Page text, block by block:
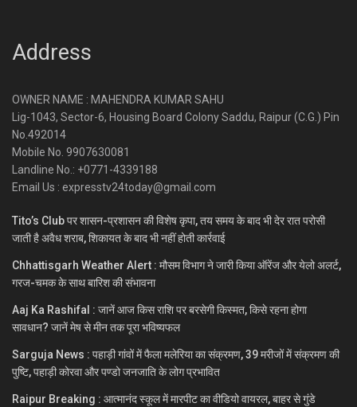
Address
OWNER NAME : MAHENDRA KUMAR SAHU
Lig-1043, Sector-6, Housing Board Colony Saddu, Raipur (C.G.) Pin
No.492014
Mobile No. 9907630081
Landline No.: +0771-4339188
Email Us : expresstv24today@gmail.com
Tito’s Club पर शासन-प्रशासन की विशेष कृपा, तय समय के बाद भी देर रात परोसी
जाती है अवैध शराब, शिकायत के बाद भी नहीं होती कार्रवाई
Chhattisgarh Weather Alert : मौसम विभाग ने जारी किया ऑरेंज और येलो अलर्ट,
गरज-चमक के साथ बारिश की संभावना
Aaj Ka Rashifal : जानें आज किस राशि पर बरसेगी किस्मत, किसे रहना होगा
सावधान? जानें मेष से मीन तक पूरा भविष्यफल
Sarguja News : पहाड़ी गांवों में फैला मलेरिया का संक्रमण, 39 मरीजों में संक्रमण की
पुष्टि, पहाड़ी कोरवा और पण्डो जनजाति के लोग प्रभावित
Raipur Breaking : आत्मानंद स्कूल में मारपीट का वीडियो वायरल, बाहर से गुंडे